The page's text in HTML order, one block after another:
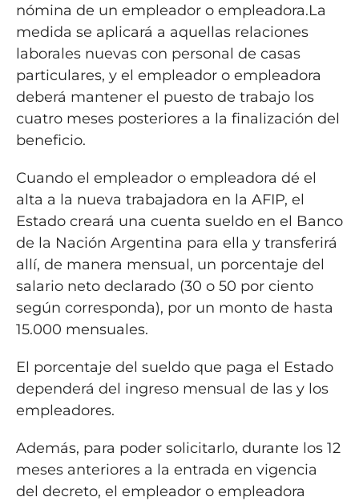
nómina de un empleador o empleadora.La
medida se aplicará a aquellas relaciones
laborales nuevas con personal de casas
particulares, y el empleador o empleadora
deberá mantener el puesto de trabajo los
cuatro meses posteriores a la finalización del
beneficio.
Cuando el empleador o empleadora dé el
alta a la nueva trabajadora en la AFIP, el
Estado creará una cuenta sueldo en el Banco
de la Nación Argentina para ella y transferirá
allí, de manera mensual, un porcentaje del
salario neto declarado (30 o 50 por ciento
según corresponda), por un monto de hasta
15.000 mensuales.
El porcentaje del sueldo que paga el Estado
dependerá del ingreso mensual de las y los
empleadores.
Además, para poder solicitarlo, durante los 12
meses anteriores a la entrada en vigencia
del decreto, el empleador o empleadora